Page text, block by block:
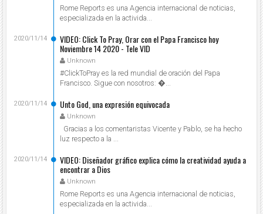
Rome Reports es una Agencia internacional de noticias,
especializada en la activida...
VIDEO: Click To Pray, Orar con el Papa Francisco hoy
Noviembre 14 2020 - Tele VID
Unknown
2020/11/14
#ClickToPray es la red mundial de oración del Papa
Francisco. Sigue con nosotros: ...
Unto God, una expresión equivocada
Unknown
2020/11/14
Gracias a los comentaristas Vicente y Pablo, se ha hecho
luz respecto a la ...
VIDEO: Diseñador gráfico explica cómo la creatividad ayuda a
encontrar a Dios
Unknown
2020/11/14
Rome Reports es una Agencia internacional de noticias,
especializada en la activida...